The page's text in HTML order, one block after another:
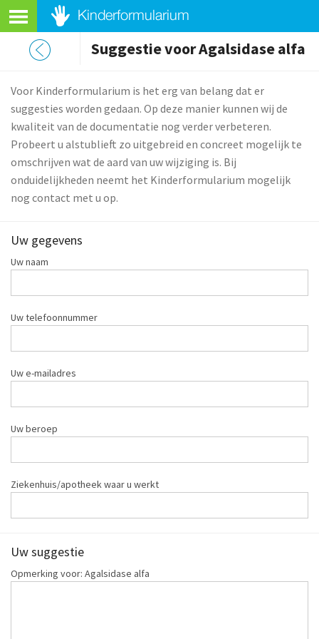
Suggestie voor Agalsidase alfa
Voor Kinderformularium is het erg van belang dat er
suggesties worden gedaan. Op deze manier kunnen wij de
kwaliteit van de documentatie nog verder verbeteren.
Probeert u alstublieft zo uitgebreid en concreet mogelijk te
omschrijven wat de aard van uw wijziging is. Bij
onduidelijkheden neemt het Kinderformularium mogelijk
nog contact met u op.
Uw gegevens
Uw naam
Uw telefoonnummer
Uw e-mailadres
Uw beroep
Ziekenhuis/apotheek waar u werkt
Uw suggestie
Opmerking voor: Agalsidase alfa